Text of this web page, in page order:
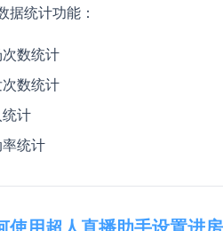
据统计功能：
数统计
数统计
计
统计